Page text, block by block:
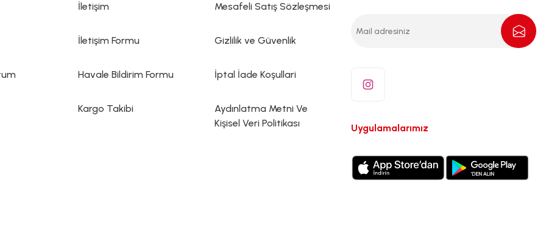
İletişim
İletişim Formu
Havale Bildirim Formu
Kargo Takibi
Mesafeli Satış Sözleşmesi
Gizlilik ve Güvenlik
İptal İade Koşullari
Aydınlatma Metni Ve
Kişisel Veri Politikası
Uygulamalarımız